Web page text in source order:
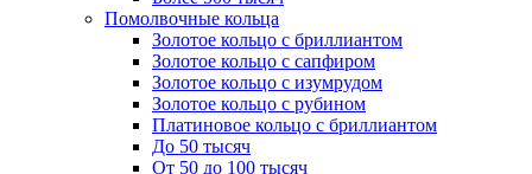
Помолвочные кольца
Золотое кольцо с бриллиантом
Золотое кольцо с сапфиром
Золотое кольцо с изумрудом
Золотое кольцо с рубином
Платиновое кольцо с бриллиантом
До 50 тысяч
От 50 до 100 тысяч